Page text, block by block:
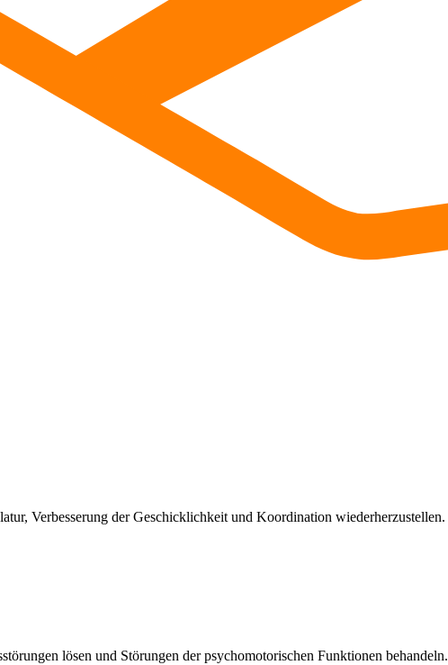
Verbesserung der Geschicklichkeit und Koordination wiederherzustellen.
lösen und Störungen der psychomotorischen Funktionen behandeln.